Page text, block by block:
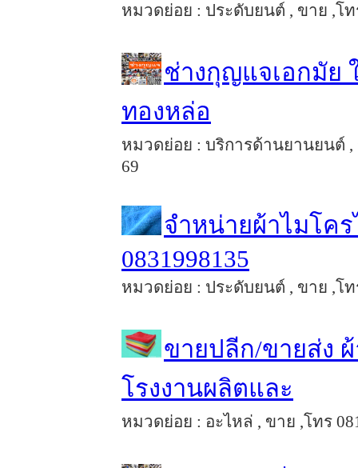
หมวดย่อย : ประดับยนต์ , ขาย ,โท
ช่างกุญแจเอกมัย
ทองหล่อ
หมวดย่อย : บริการด้านยานยนต์ ,
69
จำหน่ายผ้าไมโค
0831998135
หมวดย่อย : ประดับยนต์ , ขาย ,โ
ขายปลีก/ขายส่ง
โรงงานผลิตและ
หมวดย่อย : อะไหล่ , ขาย ,โทร